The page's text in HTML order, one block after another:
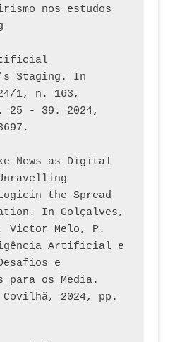
nos estudos
Staging. In
1, n. 163,
25 - 39. 2024,
News as Digital
the Spread
In Golçalves,
Victor Melo, P.
Artificial e
e
para os Media.
Covilhã, 2024, pp.